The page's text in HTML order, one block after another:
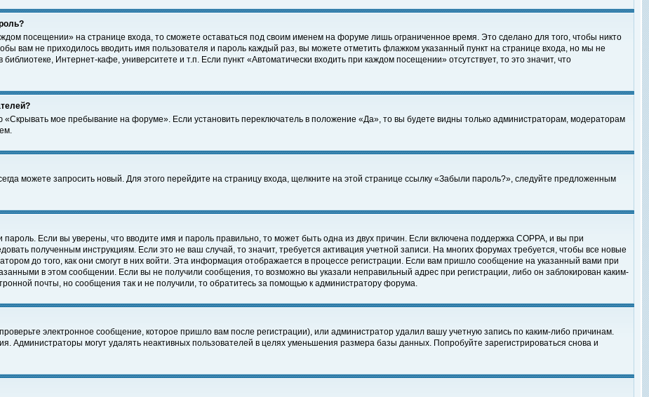
посещении» на странице входа, то сможете оставаться под своим именем на форуме лишь ограниченное время. Это сделано для того, чтобы никто
вам не приходилось вводить имя пользователя и пароль каждый раз, вы можете отметить флажком указанный пункт на странице входа, но мы не
Интернет-кафе, университете и т.п. Если пункт «Автоматически входить при каждом посещении» отсутствует, то это значит, что
мое пребывание на форуме». Если установить переключатель в положение «Да», то вы будете видны только администраторам, модераторам
можете запросить новый. Для этого перейдите на страницу входа, щелкните на этой странице ссылку «Забыли пароль?», следуйте предложенным
Если вы уверены, что вводите имя и пароль правильно, то может быть одна из двух причин. Если включена поддержка COPPA, и вы при
полученным инструкциям. Если это не ваш случай, то значит, требуется активация учетной записи. На многих форумах требуется, чтобы все новые
до того, как они смогут в них войти. Эта информация отображается в процессе регистрации. Если вам пришло сообщение на указанный вами при
в этом сообщении. Если вы не получили сообщения, то возможно вы указали неправильный адрес при регистрации, либо он заблокирован каким-
почты, но сообщения так и не получили, то обратитесь за помощью к администратору форума.
электронное сообщение, которое пришло вам после регистрации), или администратор удалил вашу учетную запись по каким-либо причинам.
Администраторы могут удалять неактивных пользователей в целях уменьшения размера базы данных. Попробуйте зарегистрироваться снова и